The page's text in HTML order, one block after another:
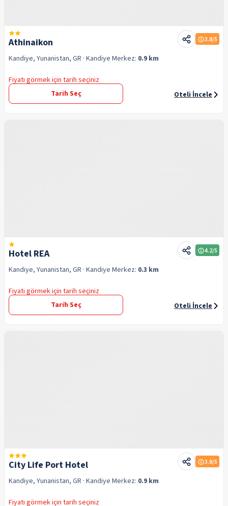
Athinaikon 3.8/5
Kandiye, Yunanistan, GR · Kandiye Merkez: 0.9 km
Fiyatı görmek için tarih seçiniz
Tarih Seç
Oteli İncele
Hotel REA 4.2/5
Kandiye, Yunanistan, GR · Kandiye Merkez: 0.3 km
Fiyatı görmek için tarih seçiniz
Tarih Seç
Oteli İncele
City Life Port Hotel 3.8/5
Kandiye, Yunanistan, GR · Kandiye Merkez: 0.9 km
Fiyatı görmek için tarih seçiniz